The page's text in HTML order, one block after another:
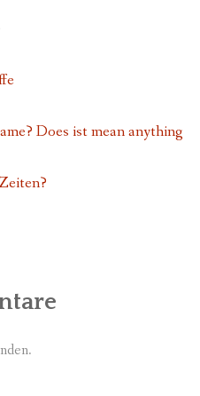
Does ist mean anything